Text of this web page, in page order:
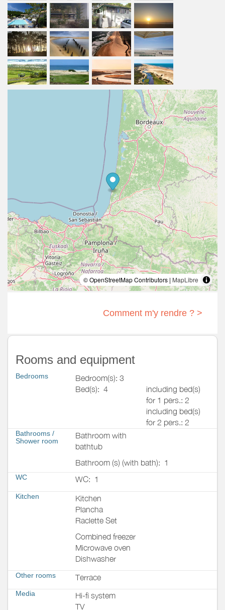
© OpenStreetMap Contributors | MapLibre
Comment m'y rendre ? >
Rooms and equipment
Bedrooms
Bedroom(s): 3
Bed(s): 4
including bed(s)
for 1 pers.: 2
including bed(s)
for 2 pers.: 2
Bathrooms /
Shower room
Bathroom with
bathtub
Bathroom (s) (with bath): 1
WC WC: 1
Kitchen
Kitchen
Plancha
Raclette Set
Combined freezer
Microwave oven
Dishwasher
Other rooms Terrace
Media
Hi-fi system
TV